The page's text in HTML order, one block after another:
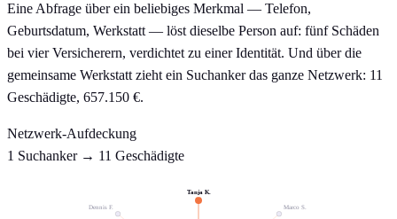
Eine Abfrage über ein beliebiges Merkmal — Telefon,
Geburtsdatum, Werkstatt — löst dieselbe Person auf: fünf Schäden
bei vier Versicherern, verdichtet zu einer Identität. Und über die
gemeinsame Werkstatt zieht ein Suchanker das ganze Netzwerk: 11
Geschädigte, 657.150 €.
Netzwerk-Aufdeckung
1 Suchanker → 11 Geschädigte
Tanja K.
Marco S.
Dennis F.